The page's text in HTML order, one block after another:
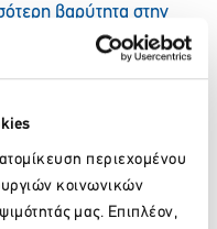
περιεχομένου
κοινωνικών
μας. Επιπλέον,
βαρύτητα στην
γαστρονομίας με
μέσα από υλικά
διατροφής και
της ιστοσελίδας
ενός διεθνούς
γαστρονομίας.